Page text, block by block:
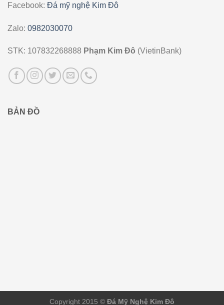
Facebook: Đá mỹ nghệ Kim Đô
Zalo: 0982030070
STK: 107832268888 Phạm Kim Đô (VietinBank)
BẢN ĐỒ
Copyright 2015 © Đá Mỹ Nghệ Kim Đô